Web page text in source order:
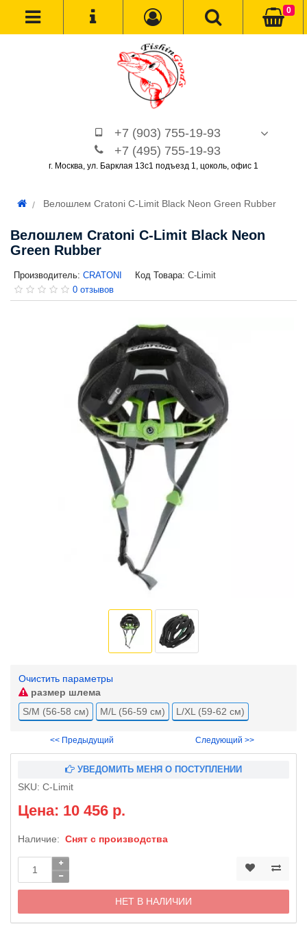
+7 (903) 755-19-93
+7 (495) 755-19-93
г. Москва, ул. Барклая 13с1 подъезд 1, цоколь, офис 1
0
Велошлем Cratoni C-Limit Black Neon Green Rubber
Велошлем Cratoni C-Limit Black Neon
Green Rubber
Производитель: CRATONI Код Товара: C-Limit
0 отзывов
Очистить параметры
размер шлема
S/M (56-58 см)
M/L (56-59 см) L/XL (59-62 см)
<< Предыдущий Следующий >>
УВЕДОМИТЬ МЕНЯ О ПОСТУПЛЕНИИ
SKU: C-Limit
Цена: 10 456 р.
Наличие: Снят с производства
НЕТ В НАЛИЧИИ